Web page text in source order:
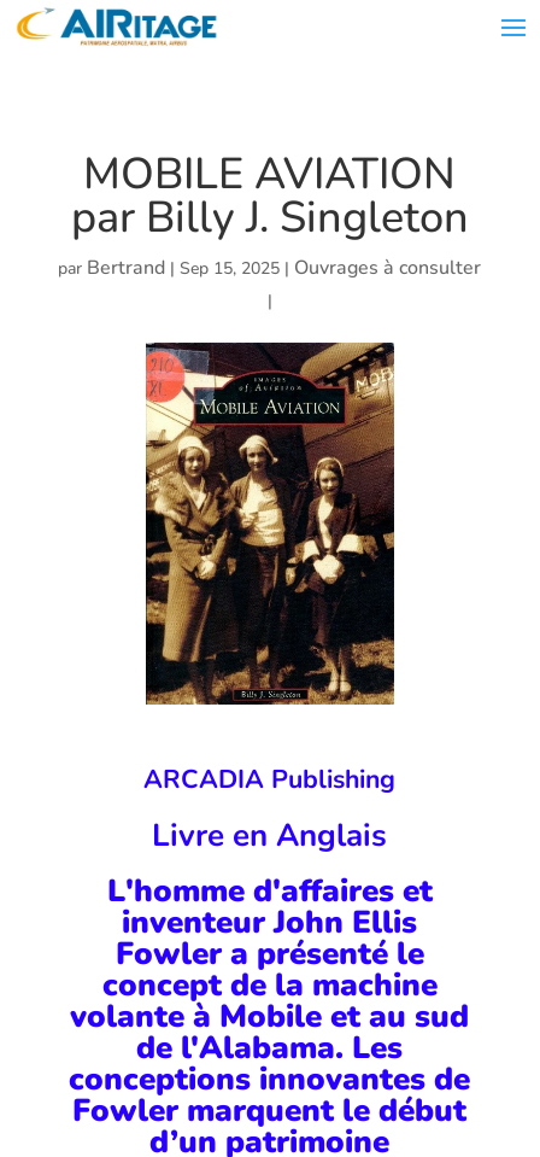
MOBILE AVIATION
par Billy J. Singleton
par Bertrand |Sep 15, 2025 | Ouvrages à consulter
|
ARCADIA Publishing
Livre en Anglais
L'homme d'affaires et
inventeur John Ellis
Fowler a présenté le
concept de la machine
volante à Mobile et au sud
de l'Alabama. Les
conceptions innovantes de
Fowler marquent le début
d’un patrimoine